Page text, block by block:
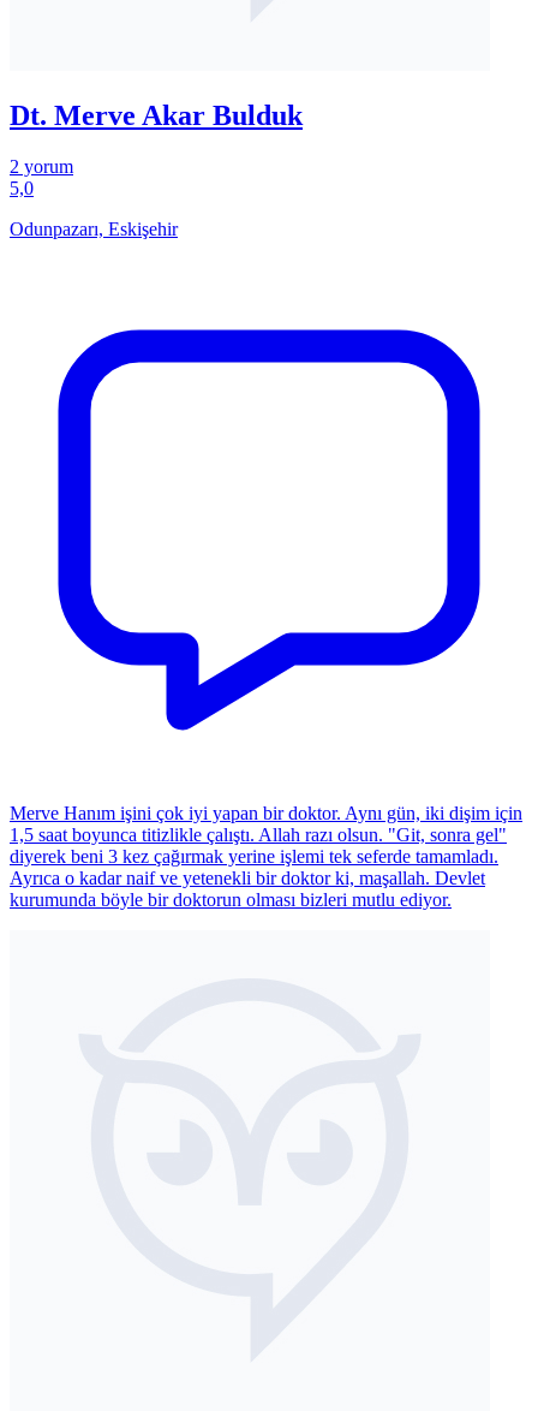
Dt. Merve Akar Bulduk
2 yorum
5,0
Odunpazarı, Eskişehir
Merve Hanım işini çok iyi yapan bir doktor. Aynı gün, iki dişim için
1,5 saat boyunca titizlikle çalıştı. Allah razı olsun. "Git, sonra gel"
diyerek beni 3 kez çağırmak yerine işlemi tek seferde tamamladı.
Ayrıca o kadar naif ve yetenekli bir doktor ki, maşallah. Devlet
kurumunda böyle bir doktorun olması bizleri mutlu ediyor.